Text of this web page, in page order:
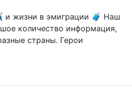
и жизни в эмиграции 🧳 Наш
количество информация,
страны. Герои